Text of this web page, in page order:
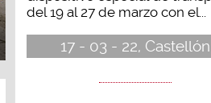
del 19 al 27 de marzo con el...
17 - 03 - 22, Castellón